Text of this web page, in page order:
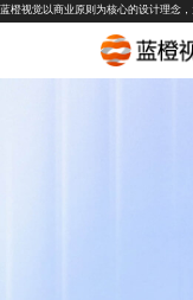
蓝橙视觉以商业原则为核心的设计理念